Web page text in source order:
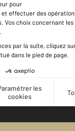
agence est notée
Location